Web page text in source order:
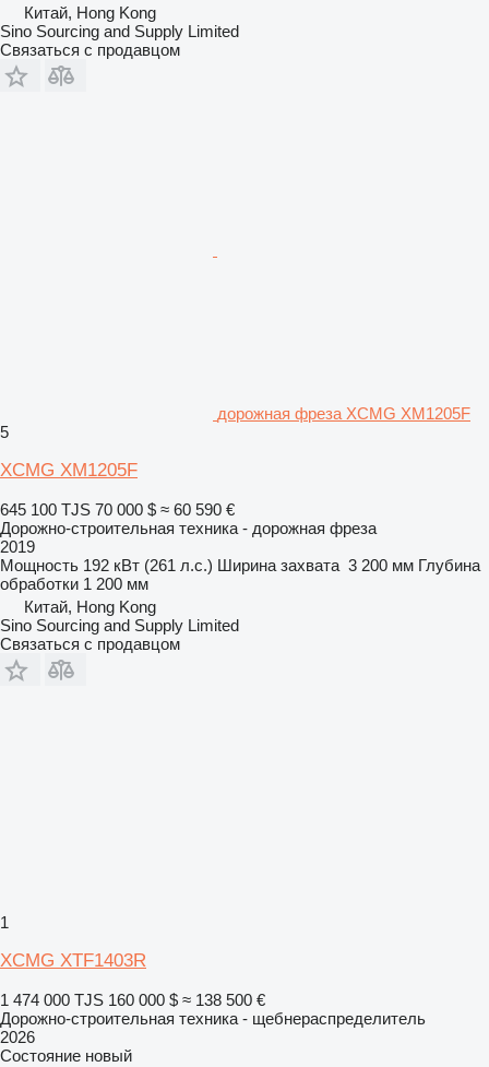
Китай, Hong Kong
Sino Sourcing and Supply Limited
Связаться с продавцом
дорожная фреза XCMG XM1205F
5
XCMG XM1205F
645 100 TJS 70 000 $ ≈ 60 590 €
Дорожно-строительная техника - дорожная фреза
2019
Мощность 192 кВт (261 л.с.) Ширина захвата 3 200 мм Глубина
обработки 1 200 мм
Китай, Hong Kong
Sino Sourcing and Supply Limited
Связаться с продавцом
1
XCMG XTF1403R
1 474 000 TJS 160 000 $ ≈ 138 500 €
Дорожно-строительная техника - щебнераспределитель
2026
Состояние новый